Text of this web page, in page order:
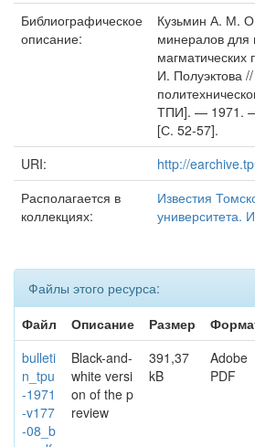
Библиографическое
описание:
Кузьмин А. М. О
минералов для
И. Полуэктова
ТПИ]. — 1971.
[С. 52-57].
URI:
http://
Располагается в
коллекциях:
Известия
университета.
Файлы этого ресурса:
Файл
Описание Размер
bulleti
n_tpu
-1971
-v177
-08_b
Black-and-
white versi
on of the p
review
391,37
kB
Adobe
PDF